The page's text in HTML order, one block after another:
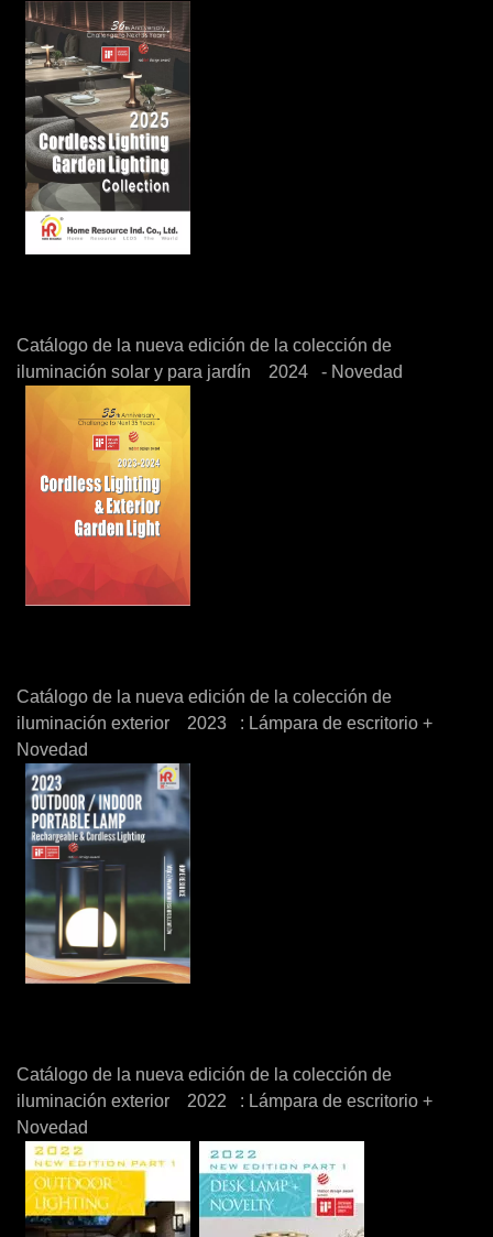
Catálogo de la nueva edición de la colección de
iluminación solar y para jardín 2024 - Novedad
Catálogo de la nueva edición de la colección de
iluminación exterior 2023 : Lámpara de escritorio +
Novedad
Catálogo de la nueva edición de la colección de
iluminación exterior 2022 : Lámpara de escritorio +
Novedad